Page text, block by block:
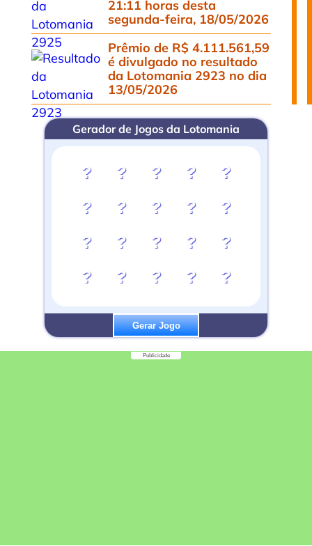
21:11 horas desta
segunda-feira, 18/05/2026
Prêmio de R$ 4.111.561,59
é divulgado no resultado
da Lotomania 2923 no dia
13/05/2026
Gerador de Jogos da Lotomania
? ? ? ?
?
?
? ? ?
?
?
? ? ?
?
?
? ? ? ?
Gerar Jogo
Publicidade